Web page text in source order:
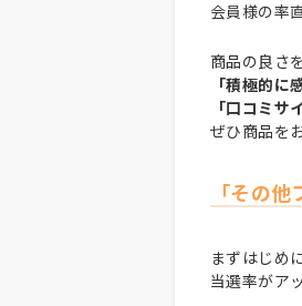
会員様の率
商品の良さ
「積極的に
「口コミ
ぜひ商品を
「その
まずはじめ
当選率がア